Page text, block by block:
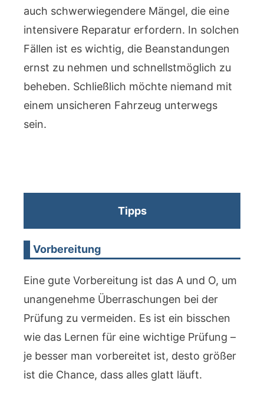
auch schwerwiegendere Mängel, die eine
intensivere Reparatur erfordern. In solchen
Fällen ist es wichtig, die Beanstandungen
ernst zu nehmen und schnellstmöglich zu
beheben. Schließlich möchte niemand mit
einem unsicheren Fahrzeug unterwegs
sein.
Tipps
Vorbereitung
Eine gute Vorbereitung ist das A und O, um
unangenehme Überraschungen bei der
Prüfung zu vermeiden. Es ist ein bisschen
wie das Lernen für eine wichtige Prüfung –
je besser man vorbereitet ist, desto größer
ist die Chance, dass alles glatt läuft.